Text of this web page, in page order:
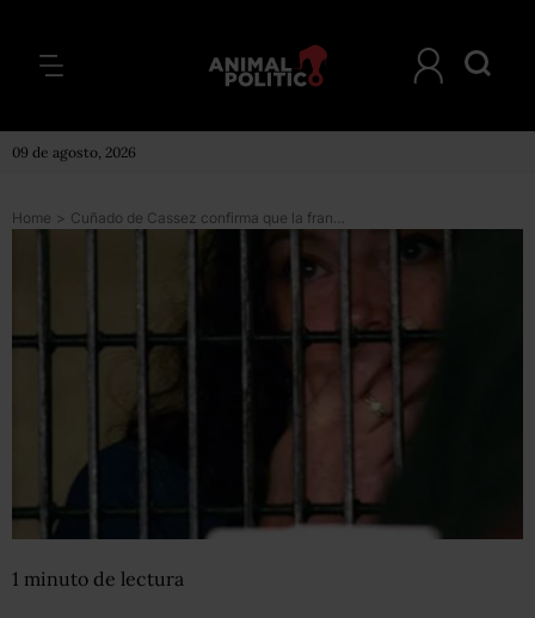
09 de agosto, 2026
Home > Cuñado de Cassez confirma que la francesa participó en secuestros
1 minuto de lectura